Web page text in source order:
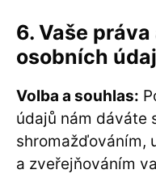
6. Vaše
osobních
Volba a souhlas:
údajů nám dáváte
shromažďováním,
a zveřejňováním